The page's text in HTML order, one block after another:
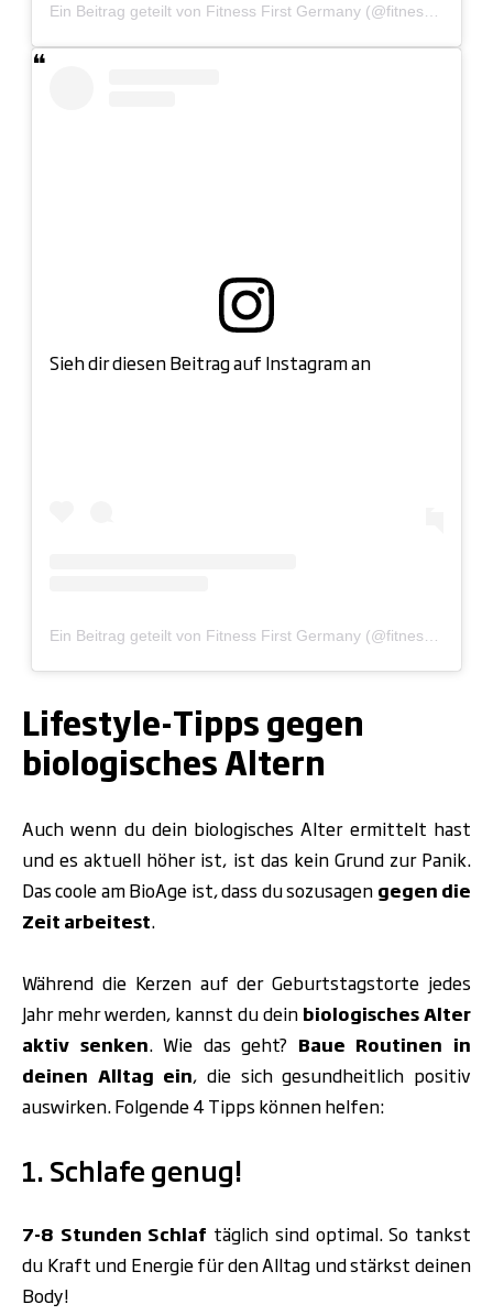
Sieh dir diesen Beitrag auf Instagram an
Lifestyle-Tipps gegen
biologisches Altern
Auch wenn du dein biologisches Alter ermittelt hast
und es aktuell höher ist, ist das kein Grund zur Panik.
Das coole am BioAge ist, dass du sozusagen gegen die
Zeit arbeitest.
Während die Kerzen auf der Geburtstagstorte jedes
Jahr mehr werden, kannst du dein biologisches Alter
aktiv senken. Wie das geht? Baue Routinen in
deinen Alltag ein, die sich gesundheitlich positiv
auswirken. Folgende 4 Tipps können helfen:
1. Schlafe genug!
7-8 Stunden Schlaf täglich sind optimal. So tankst
du Kraft und Energie für den Alltag und stärkst deinen
Body!